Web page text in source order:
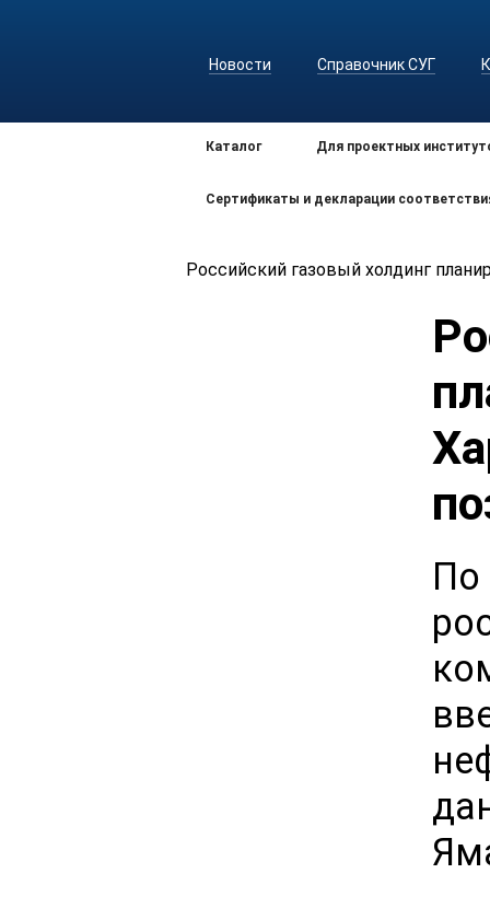
Новости Справочник СУГ
Каталог Для проектных
Сертификаты и декларации
Российский газовый холдинг